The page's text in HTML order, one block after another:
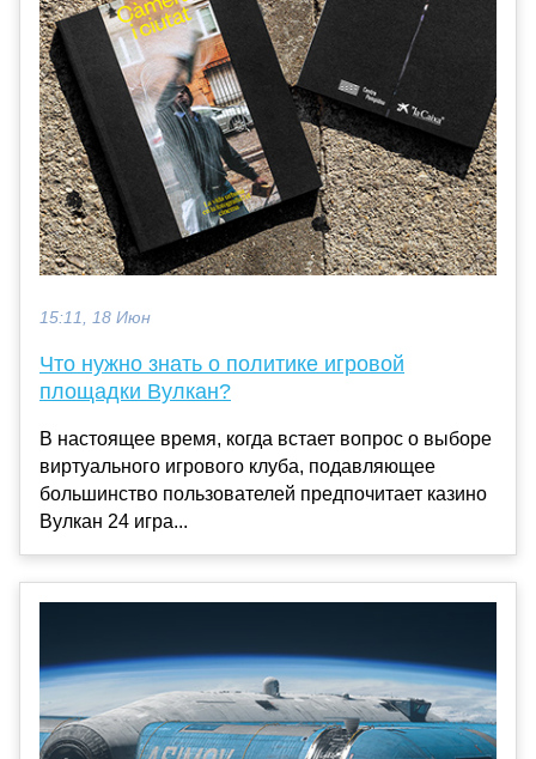
15:11, 18 Июн
Что нужно знать о политике игровой
площадки Вулкан?
В настоящее время, когда встает вопрос о выборе
виртуального игрового клуба, подавляющее
большинство пользователей предпочитает казино
Вулкан 24 игра...